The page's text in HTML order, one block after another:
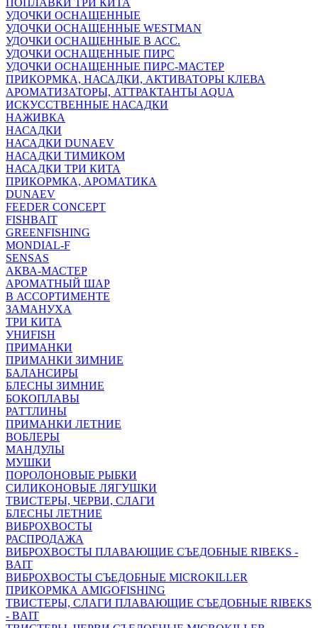
ПОПЛАВКИ ТРИ КИТА
УДОЧКИ ОСНАЩЕННЫЕ
УДОЧКИ ОСНАЩЕННЫЕ WESTMAN
УДОЧКИ ОСНАЩЕННЫЕ В АСС.
УДОЧКИ ОСНАЩЕННЫЕ ПИРС
УДОЧКИ ОСНАЩЕННЫЕ ПИРС-МАСТЕР
ПРИКОРМКА, НАСАДКИ, АКТИВАТОРЫ КЛЕВА
АРОМАТИЗАТОРЫ, АТТРАКТАНТЫ AQUA
ИСКУССТВЕННЫЕ НАСАДКИ
НАЖИВКА
НАСАДКИ
НАСАДКИ DUNAEV
НАСАДКИ ТИМИКОМ
НАСАДКИ ТРИ КИТА
ПРИКОРМКА, АРОМАТИКА
DUNAEV
FEEDER CONCEPT
FISHBAIT
GREENFISHING
MONDIAL-F
SENSAS
АКВА-МАСТЕР
АРОМАТНЫЙ ШАР
В АССОРТИМЕНТЕ
ЗАМАНУХА
ТРИ КИТА
УНИFISH
ПРИМАНКИ
ПРИМАНКИ ЗИМНИЕ
БАЛАНСИРЫ
БЛЕСНЫ ЗИМНИЕ
БОКОПЛАВЫ
РАТТЛИНЫ
ПРИМАНКИ ЛЕТНИЕ
ВОБЛЕРЫ
МАНДУЛЫ
МУШКИ
ПОРОЛОНОВЫЕ РЫБКИ
СИЛИКОНОВЫЕ ЛЯГУШКИ
ТВИСТЕРЫ, ЧЕРВИ, СЛАГИ
БЛЕСНЫ ЛЕТНИЕ
ВИБРОХВОСТЫ
РАСПРОДАЖА
ВИБРОХВОСТЫ ПЛАВАЮЩИЕ СЪЕДОБНЫЕ RIBEKS -
BAIT
ВИБРОХВОСТЫ СЪЕДОБНЫЕ MICROKILLER
ПРИКОРМКА AMIGOFISHING
ТВИСТЕРЫ, СЛАГИ ПЛАВАЮЩИЕ СЪЕДОБНЫЕ RIBEKS
- BAIT